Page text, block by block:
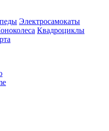
Электросамокаты
Квадроциклы